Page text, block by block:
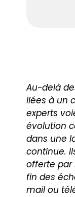
Au-delà
liées à un
experts
évolution
dans une
continue.
offerte par
fin des
mail ou